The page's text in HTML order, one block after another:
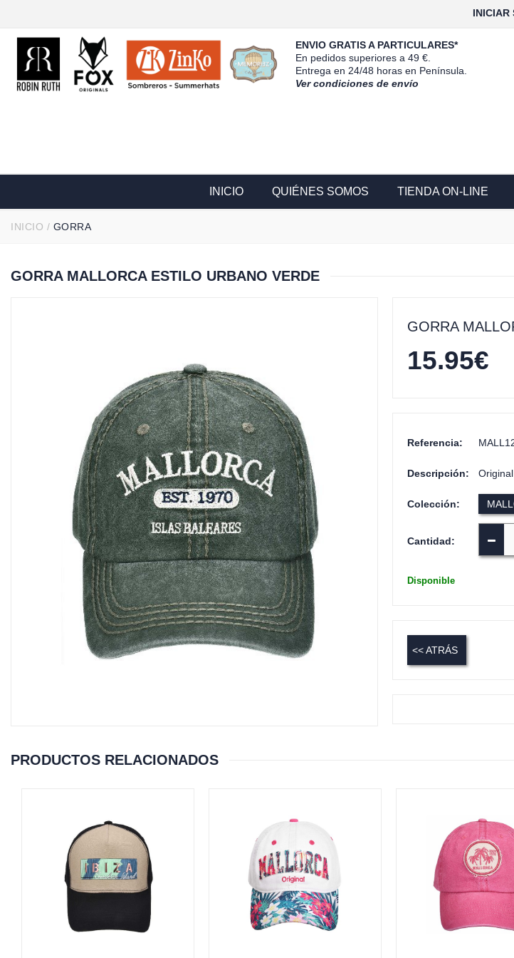
INICIAR
ENVIO GRATIS A PARTICULARES*
En pedidos superiores a 49 €.
Entrega en 24/48 horas en Península.
Ver condiciones de envío
INICIO QUIÉNES SOMOS TIENDA ON-LINE
INICIO / GORRA
GORRA MALLORCA ESTILO URBANO VERDE
GORRA
15.95€
Referencia:
Descripción:
Colección:
Cantidad:
Disponible
<< ATRÁS
PRODUCTOS RELACIONADOS